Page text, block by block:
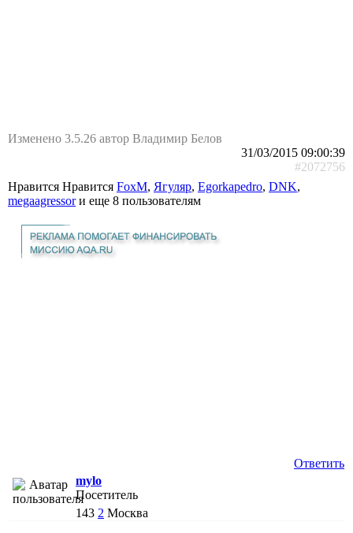
Изменено 3.5.26 автор Владимир Белов
31/03/2015 09:00:39
#2072756
Нравится Нравится FoxM, Ягуляр, Egorkapedro, DNK,
megaagressorи еще 8 пользователям
Ответить
mylo
Посетитель
143 2 Москва